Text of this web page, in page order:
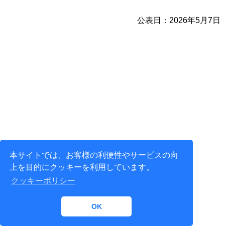
本サイトでは、お客様の利便性やサービスの向
上を目的にクッキーを利用しています。
クッキーポリシー
OK
公表日：2026年5月7日